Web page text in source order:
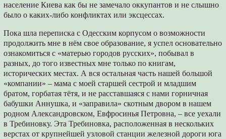
население Киева как бы не замечало оккупантов и не слышно
было о каких-либо конфликтах или эксцессах.
Пока шла переписка с Одесским корпусом о возможности
продолжить мне в нём свое образование, я успел основательно
ознакомиться с «матерью городов русских», побывал в
разных, до того известных мне только по книгам,
исторических местах. А вся остальная часть нашей большой
«компании» – мама с моей старшей сестрой и младшим
братом, горбатая тётя, и не расставшаяся с нами горничная
бабушки Аннушка, и «заправила» скотным двором в нашем
родном Александровском, Евфросинья Петровна, – все уехали
в Требиновку. Эта Требиновка, расположенная в нескольких
верстах от крупнейшей узловой станции железной дороги юга